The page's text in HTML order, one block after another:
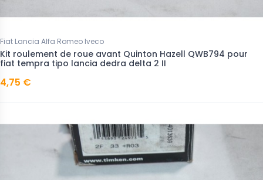
Fiat Lancia Alfa Romeo Iveco
Kit roulement de roue avant Quinton Hazell QWB794 pour
fiat tempra tipo lancia dedra delta 2 II
4,75 €